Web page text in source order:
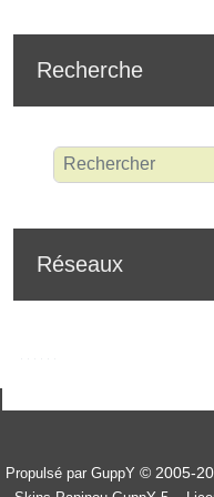
Recherche
Réseaux
Propulsé par GuppY © 2005-